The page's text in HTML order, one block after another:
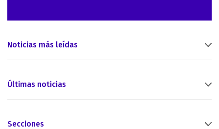
Noticias más leídas
Últimas noticias
Secciones